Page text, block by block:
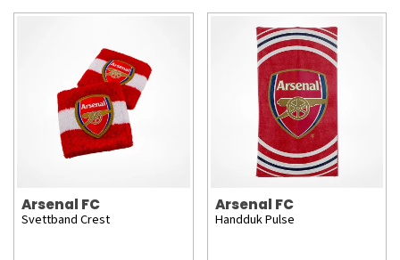
Arsenal FC
Svettband Crest
Arsenal FC
Handduk Pulse